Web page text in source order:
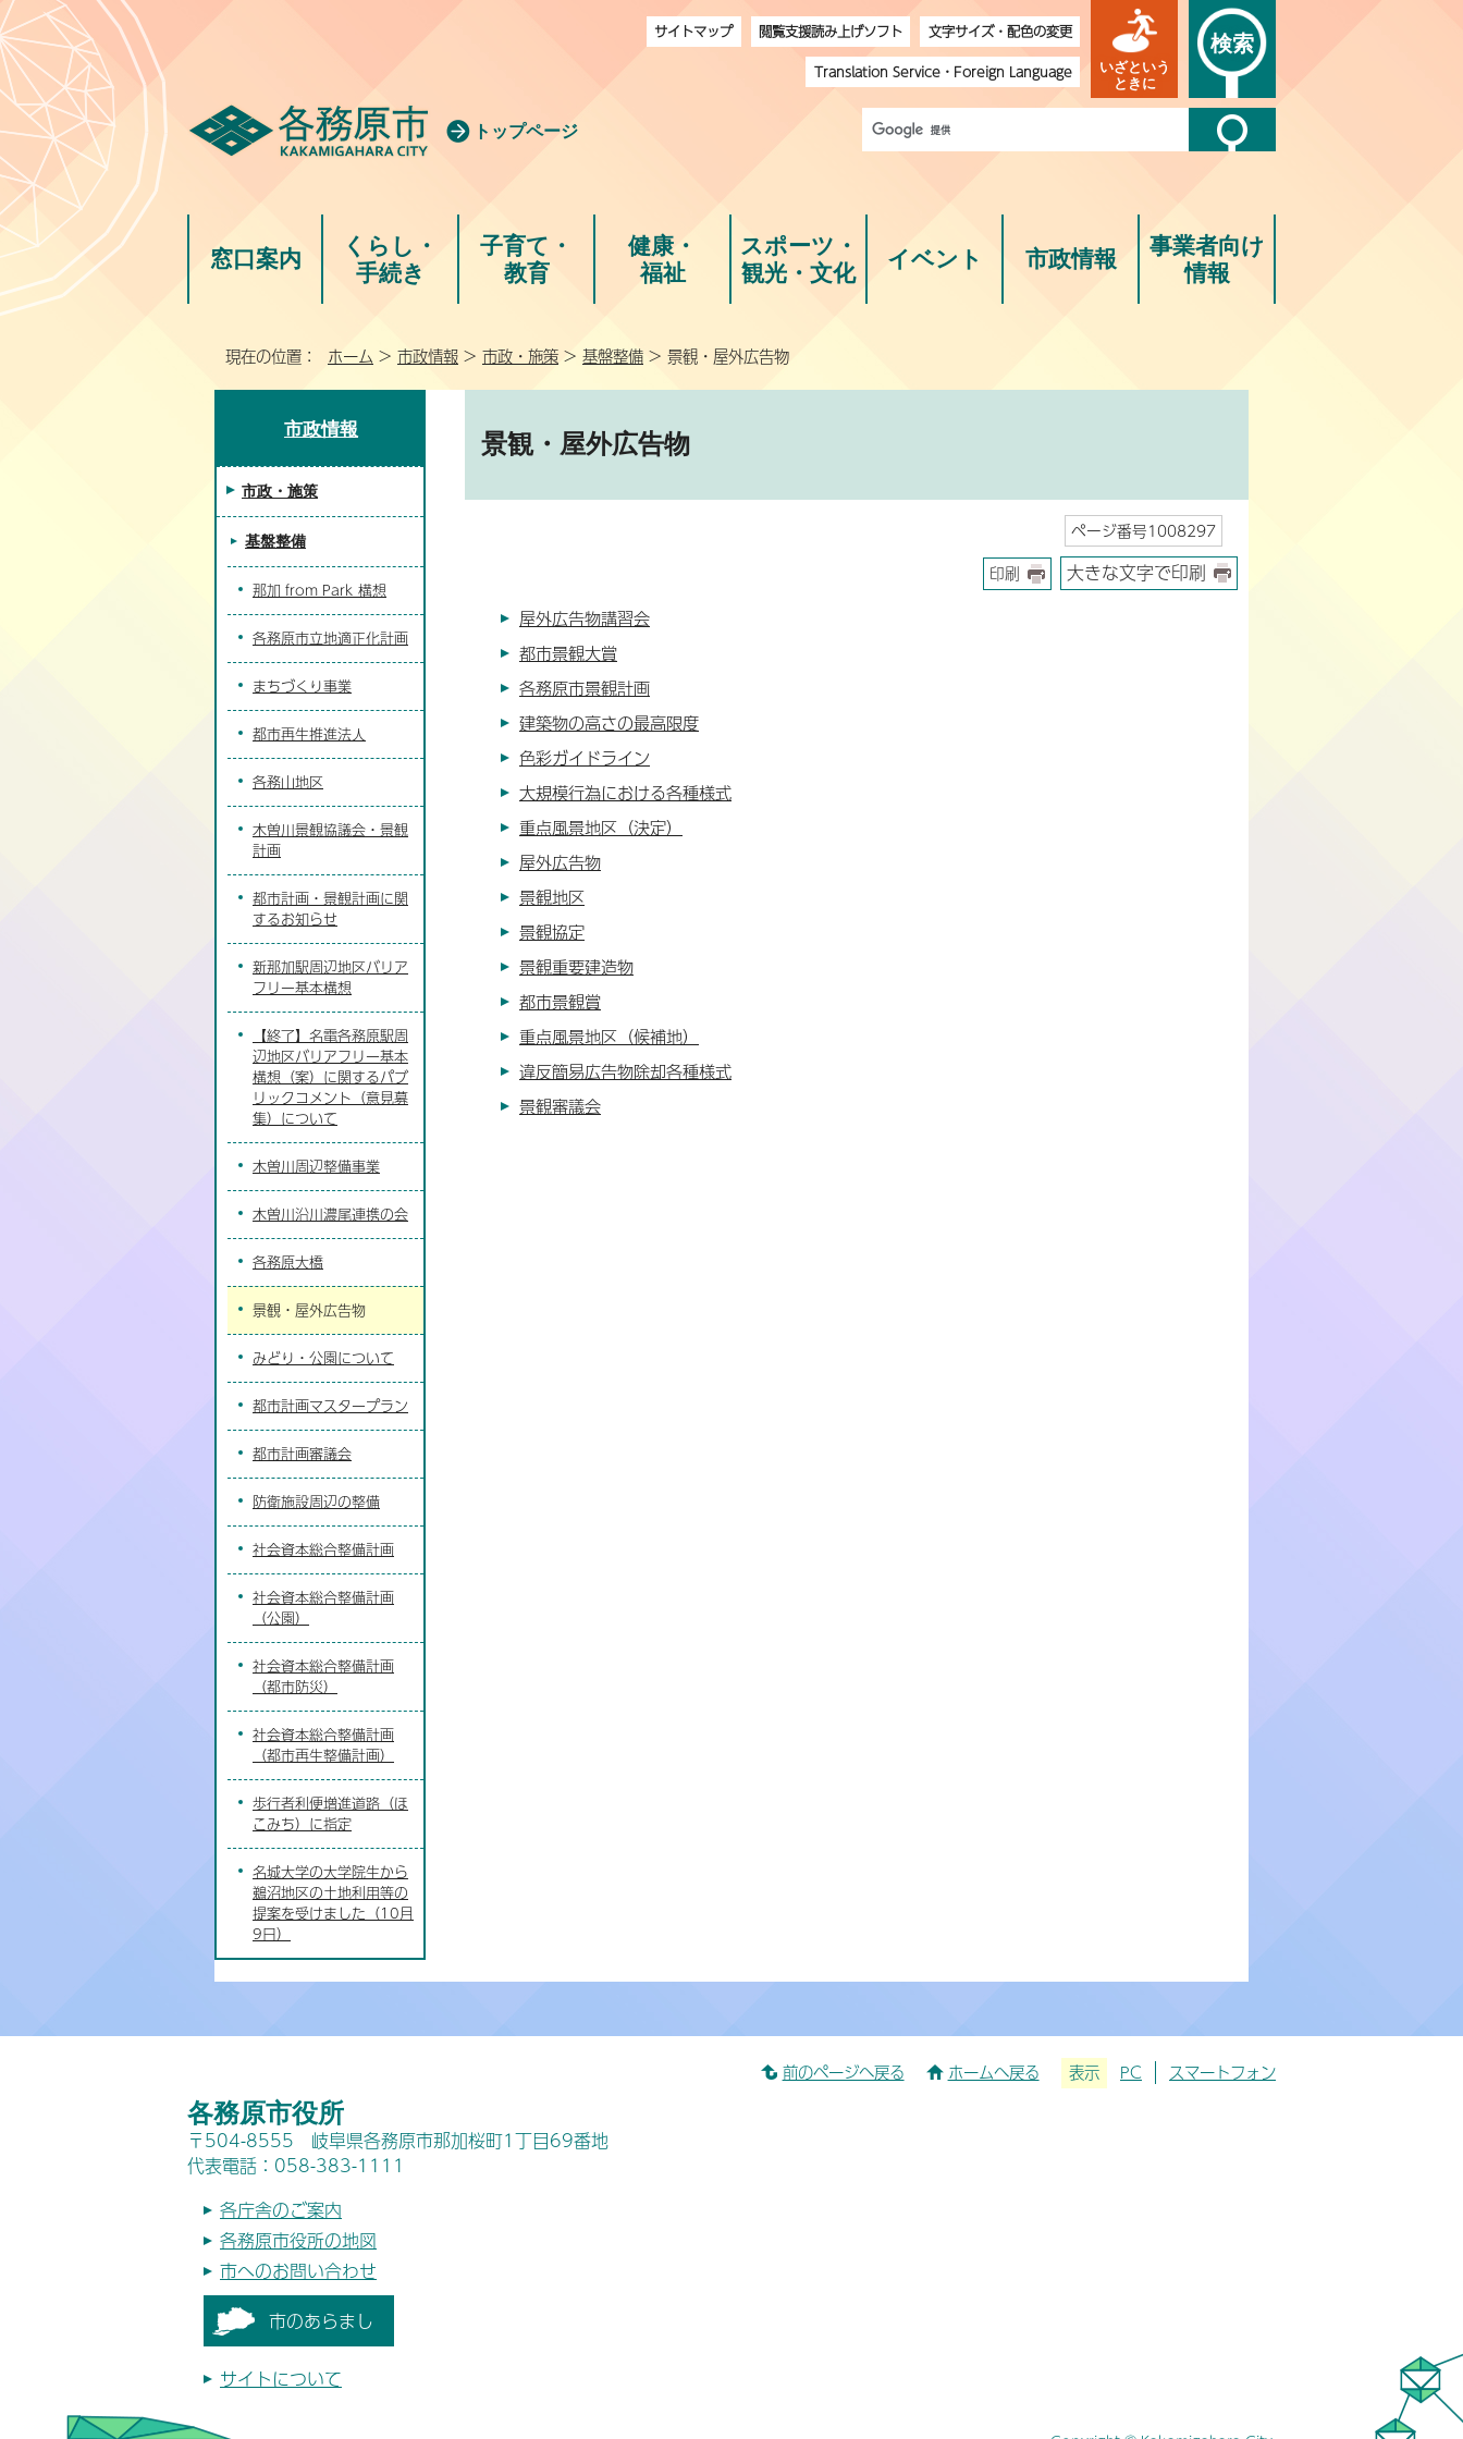
トップページ
サイトマップ 閲覧支援読み上げソフト
文字サイズ・配色の変更
Translation Service・ Foreign Language
いざという
ときに
検索
窓口案内
くらし・
手続き
子育て・
教育
健康・
福祉
スポーツ・
観光・文化
イベント 市政情報
事業者向け
情報
現在の位置： ホーム > 市政情報 > 市政・施策 > 基盤整備 > 景観・屋外広告物
景観・屋外広告物
ページ番号1008297
印刷
大きな文字で印刷
屋外広告物講習会
都市景観大賞
各務原市景観計画
建築物の高さの最高限度
色彩ガイドライン
大規模行為における各種様式
重点風景地区（決定）
屋外広告物
景観地区
景観協定
景観重要建造物
都市景観賞
重点風景地区（候補地）
違反簡易広告物除却各種様式
景観審議会
市政情報
市政・施策
基盤整備
那加 from Park 構想
各務原市立地適正化計画
まちづくり事業
都市再生推進法人
各務山地区
木曽川景観協議会・景観
計画
都市計画・景観計画に関
するお知らせ
新那加駅周辺地区バリア
フリー基本構想
【終了】名電各務原駅周
辺地区バリアフリー基本
構想（案）に関するパブ
リックコメント（意見募
集）について
木曽川周辺整備事業
木曽川沿川濃尾連携の会
各務原大橋
景観・屋外広告物
みどり・公園について
都市計画マスタープラン
都市計画審議会
防衛施設周辺の整備
社会資本総合整備計画
社会資本総合整備計画
（公園）
社会資本総合整備計画
（都市防災）
社会資本総合整備計画
（都市再生整備計画）
歩行者利便増進道路（ほ
こみち）に指定
名城大学の大学院生から
鵜沼地区の土地利用等の
提案を受けました（10月
9日）
前のページへ戻る ホームへ戻る 表示 PC スマートフォン
各務原市役所
〒504-8555 岐阜県各務原市那加桜町1丁目69番地
代表電話：058-383-1111
各庁舎のご案内
各務原市役所の地図
市へのお問い合わせ
市のあらまし
サイトについて